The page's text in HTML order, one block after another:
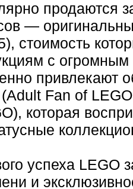
продаются
—
стоимость
с огромным
привлекают
Fan of
которая
успеха LEGO
и